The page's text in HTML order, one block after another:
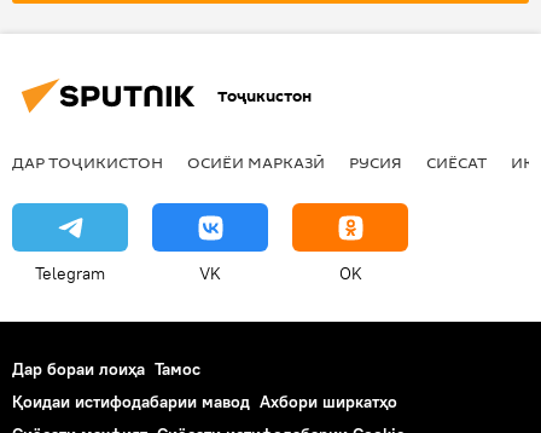
Тоҷикистон
ДАР ТОҶИКИСТОН ОСИЁИ МАРКАЗӢ РУСИЯ СИЁСАТ
Telegram VK OK
Дар бораи лоиҳа Тамос
Қоидаи истифодабарии мавод Ахбори ширкатҳо